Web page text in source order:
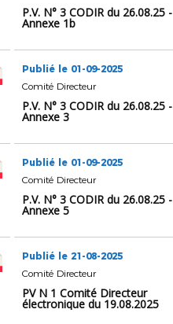
P.V. N° 3 CODIR du 26.08.25 -
Annexe 1b
Publié le 01-09-2025
Comité Directeur
P.V. N° 3 CODIR du 26.08.25 -
Annexe 3
Publié le 01-09-2025
Comité Directeur
P.V. N° 3 CODIR du 26.08.25 -
Annexe 5
Publié le 21-08-2025
Comité Directeur
PV N 1 Comité Directeur
électronique du 19.08.2025